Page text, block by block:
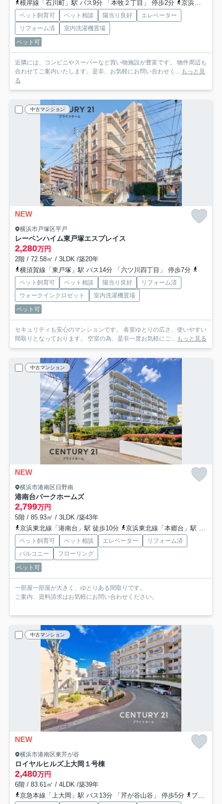
根岸線「石川町」駅 バス9分 「本牧２丁目」 停歩2分 京浜東北線「関内」駅 バス16分 「本牧２丁目」 停歩2分
ペット飼育可 ペット相談 陽当り良好
エレベーター
リフォーム済
室内洗濯機置場
ペット可
近隣には、コンビニやスーパーなど買い物施設が豊富です。 物件周辺も
合わせてご案内いたします。是非、お気軽にお問い合わせく... もっと見
る
中古マンション
NEW
横浜市戸塚区平戸
レーベンハイム東戸塚エスプレイス
2,280万円
2階 / 72.58㎡ / 3LDK /築20年
横須賀線「東戸塚」駅 バス14分 「六ツ川四丁目」 停歩7分
ペット飼育可 ペット相談 陽当り良好
リフォーム済
ウォークインクロゼット
室内洗濯機置場
ペット可
セキュリティも安心のマンションです。 各室ゆとりの広さ、使いやすい
間取りとなっております。 空室の為、是非一度お気軽にご... もっと見る
中古マンション
NEW
横浜市港南区日野南
港南台パークホームズ
2,799万円
5階 / 85.93㎡ / 3LDK /築43年
京浜東北線「港南台」駅 徒歩10分
京浜東北線「本郷台」駅 バス16分 「港南車庫前」 停歩2分
ペット飼育可 ペット相談 エレベーター
リフォーム済
バルコニー
フローリング
ペット可
一部屋一部屋が大きく、ゆとりある間取りです。
ご案内、資料請求はお気軽にお問い合わせください。
中古マンション
NEW
横浜市港南区東芹が谷
ロイヤルヒルズ上大岡１号棟
2,480万円
6階 / 83.61㎡ / 4LDK /築39年
京急本線「上大岡」駅 バス13分 「芹が谷山谷」 停歩5分
ブルーライン「上永谷」駅 バス11分 「東永谷」 停歩4分